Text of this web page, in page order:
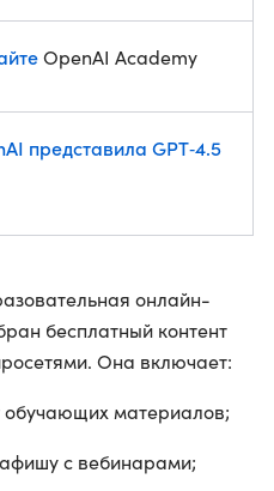
OpenAI Academy
представила GPT‑4.5
онлайн-
бесплатный контент
Она включает:
материалов;
с вебинарами;